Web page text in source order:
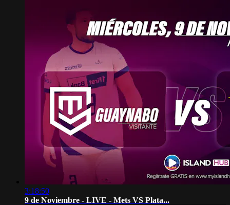
3:18:50
9 de Noviembre - LIVE - Mets VS Plata...